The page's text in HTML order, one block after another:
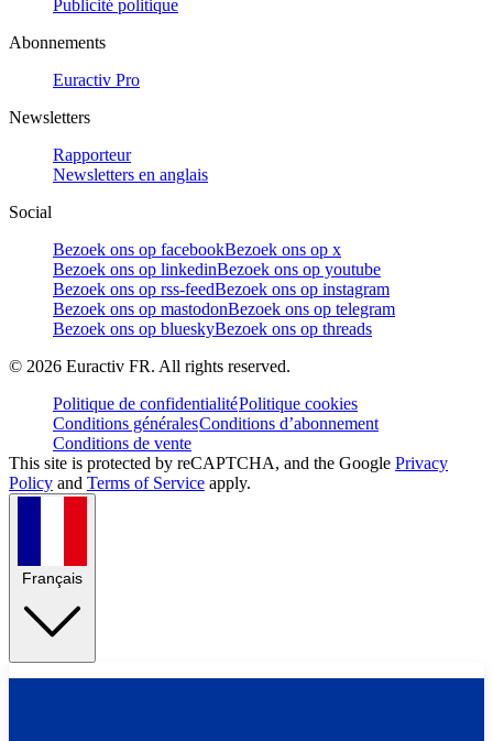
Publicité politique
Abonnements
Euractiv Pro
Newsletters
Rapporteur
Newsletters en anglais
Social
Bezoek ons op facebookBezoek ons op x
Bezoek ons op linkedinBezoek ons op youtube
Bezoek ons op rss-feedBezoek ons op instagram
Bezoek ons op mastodonBezoek ons op telegram
Bezoek ons op blueskyBezoek ons op threads
© 2026 Euractiv FR. All rights reserved.
Politique de confidentialitéPolitique cookies
Conditions généralesConditions d’abonnement
Conditions de vente
This site is protected by reCAPTCHA, and the Google Privacy
Policy and Terms of Service apply.
Français